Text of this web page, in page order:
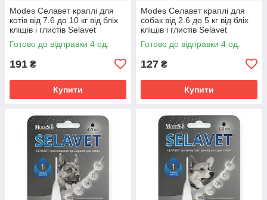
Modes Селавет краплі для
котів від 7.6 до 10 кг від бліх
кліщів і глистів Selavet
протипаразитарний засіб
Готово до відправки 4 од.
191 ₴
Купити
Modes Селавет краплі для
собак від 2.6 до 5 кг від бліх
кліщів і глистів Selavet
протипаразитарний засіб
Готово до відправки 4 од.
127 ₴
Купити